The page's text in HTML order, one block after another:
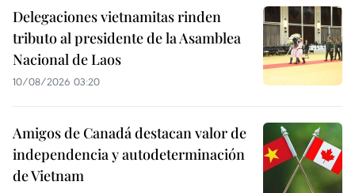
Delegaciones vietnamitas rinden
tributo al presidente de la Asamblea
Nacional de Laos
10/08/2026 03:20
Amigos de Canadá destacan valor de
independencia y autodeterminación
de Vietnam